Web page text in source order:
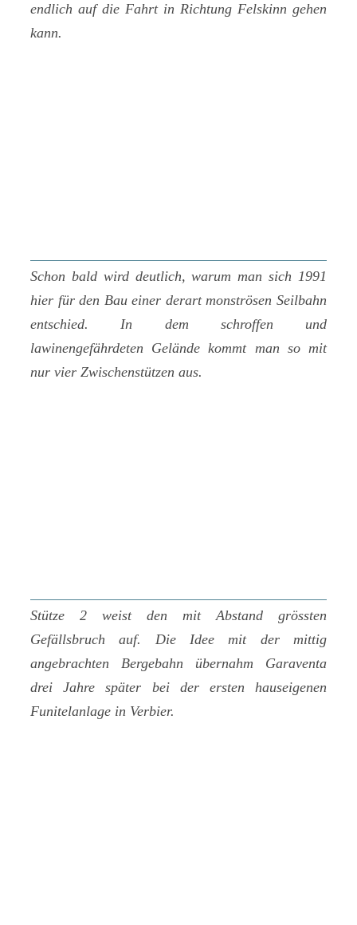
endlich auf die Fahrt in Richtung Felskinn gehen
kann.
Schon bald wird deutlich, warum man sich 1991
hier für den Bau einer derart monströsen Seilbahn
entschied. In dem schroffen und
lawinengefährdeten Gelände kommt man so mit
nur vier Zwischenstützen aus.
Stütze 2 weist den mit Abstand grössten
Gefällsbruch auf. Die Idee mit der mittig
angebrachten Bergebahn übernahm Garaventa
drei Jahre später bei der ersten hauseigenen
Funitelanlage in Verbier.